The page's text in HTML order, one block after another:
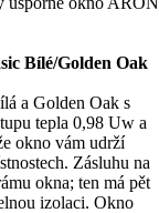
Bílé/Golden Oak
a Golden Oak s
tepla 0,98 Uw a
okno vám udrží
Zásluhu na
okna; ten má pět
izolaci. Okno